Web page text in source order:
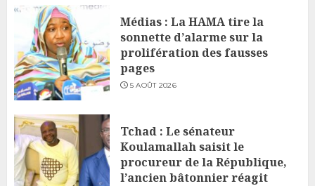
Médias : La HAMA tire la
sonnette d’alarme sur la
prolifération des fausses
pages
5 AOÛT 2026
Tchad : Le sénateur
Koulamallah saisit le
procureur de la République,
l’ancien bâtonnier réagit